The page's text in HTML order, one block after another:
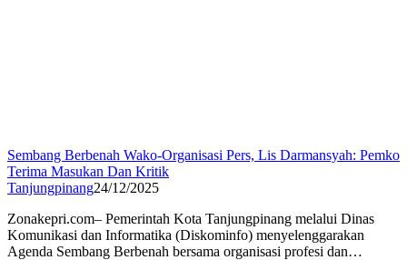
Sembang Berbenah Wako-Organisasi Pers, Lis Darmansyah: Pemko
Terima Masukan Dan Kritik
Tanjungpinang24/12/2025
Zonakepri.com– Pemerintah Kota Tanjungpinang melalui Dinas
Komunikasi dan Informatika (Diskominfo) menyelenggarakan
Agenda Sembang Berbenah bersama organisasi profesi dan…